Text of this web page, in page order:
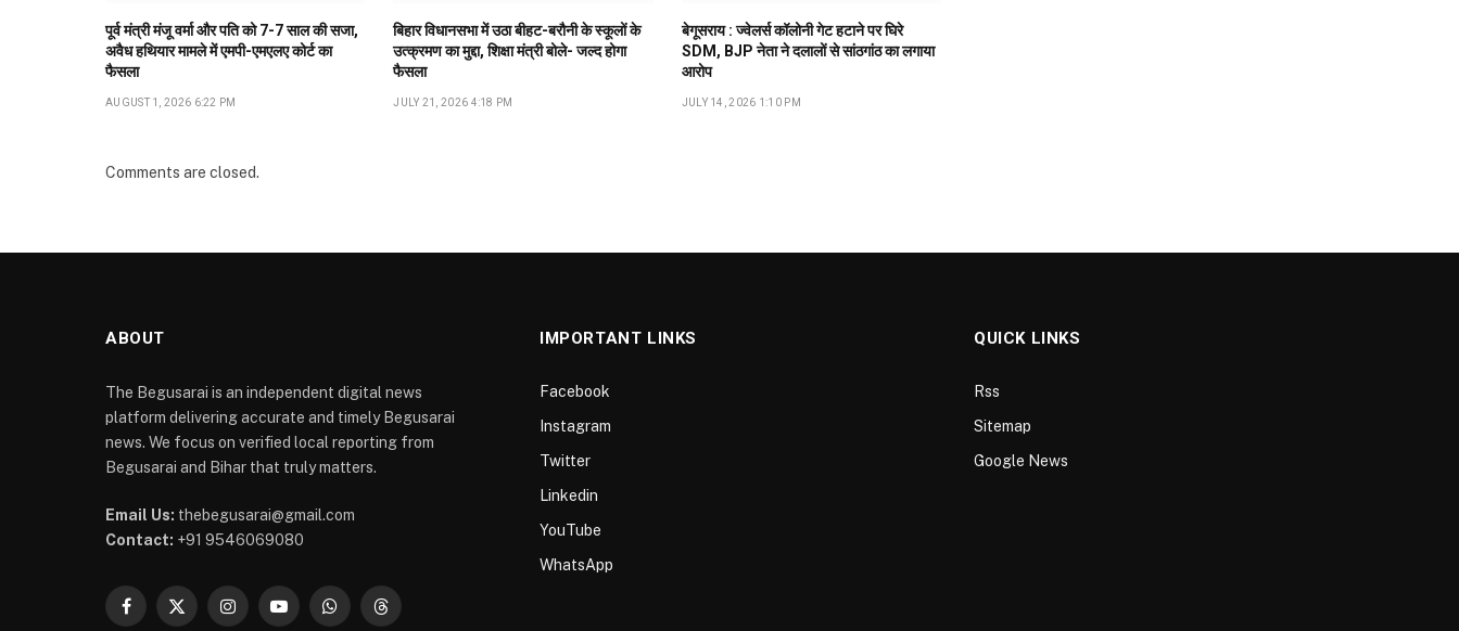
पूर्व मंत्री मंजू वर्मा और पति को 7-7 साल की सजा,
अवैध हथियार मामले में एमपी-एमएलए कोर्ट का
फैसला
AUGUST 1, 2026 6:22 PM
बिहार विधानसभा में उठा बीहट-बरौनी के स्कूलों के
उत्क्रमण का मुद्दा, शिक्षा मंत्री बोले- जल्द होगा
फैसला
JULY 21, 2026 4:18 PM
बेगूसराय : ज्वेलर्स कॉलोनी गेट हटाने पर घिरे
SDM, BJP नेता ने दलालों से सांठगांठ का लगाया
आरोप
JULY 14, 2026 1:10 PM
Comments are closed.
ABOUT
The Begusarai is an independent digital news
platform delivering accurate and timely Begusarai
news. We focus on verified local reporting from
Begusarai and Bihar that truly matters.
Email Us: thebegusarai@gmail.com
Contact: +91 9546069080
Facebook
X
InstagramYouTubeWhatsAppThreads
IMPORTANT LINKS
Facebook
Instagram
Twitter
Linkedin
YouTube
WhatsApp
QUICK LINKS
Rss
Sitemap
Google News